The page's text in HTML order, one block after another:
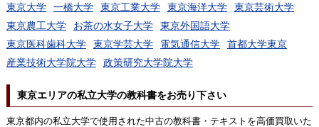
東京大学 一橋大学 東京工業大学 東京海洋大学
東京芸術大学
東京農工大学
お茶の水女子大学
東京外国語大学
東京医科歯科大学
東京学芸大学 電気通信大学
首都大学東京
産業技術大学院大学
政策研究大学院大学
東京エリアの私立大学の教科書をお売り下さい
東京都内の私立大学で使用された中古の教科書・テキストを高価買取いた